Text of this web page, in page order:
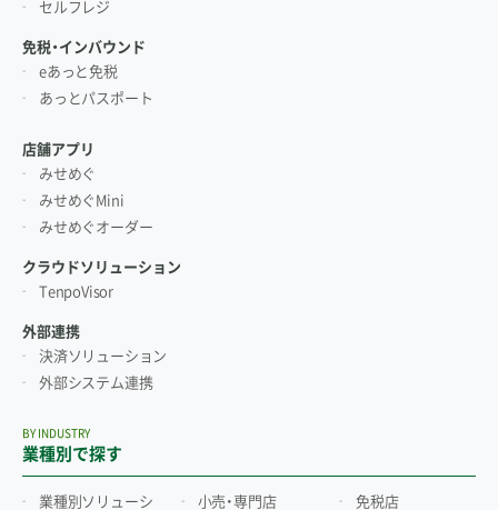
セルフレジ
免税・インバウンド
eあっと免税
あっとパスポート
店舗アプリ
みせめぐ
みせめぐMini
みせめぐオーダー
クラウドソリューション
TenpoVisor
外部連携
決済ソリューション
外部システム連携
業種別で探す
BY INDUSTRY
業種別ソリューシ
小売・専門店
免税店